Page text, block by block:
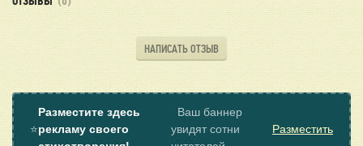
НАПИСАТЬ ОТЗЫВ
⭐
Разместите здесь
рекламу своего
Ваш баннер
увидят сотни
Разместить